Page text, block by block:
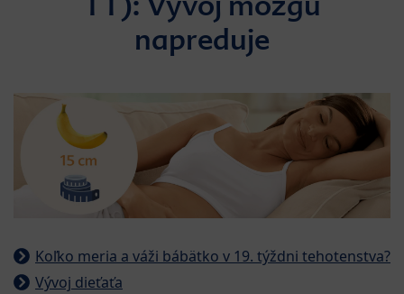
napreduje
Koľko meria a váži bábätko v 19. týždni tehotenstva?
Vývoj dieťaťa